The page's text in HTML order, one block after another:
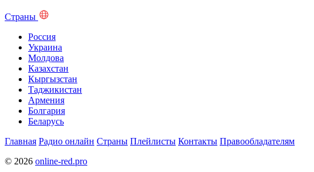
Страны
Россия
Украина
Молдова
Казахстан
Кыргызстан
Таджикистан
Армения
Болгария
Беларусь
Главная Радио онлайн Страны Плейлисты Контакты Правообладателям
© 2026 online-red.pro